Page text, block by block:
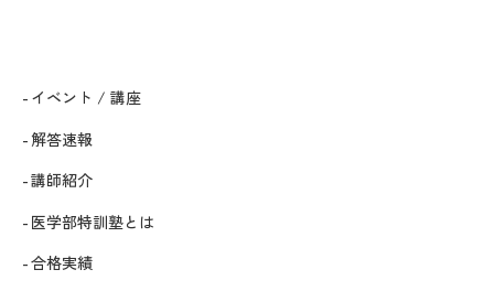
イベント / 講座
解答速報
講師紹介
医学部特訓塾とは
合格実績